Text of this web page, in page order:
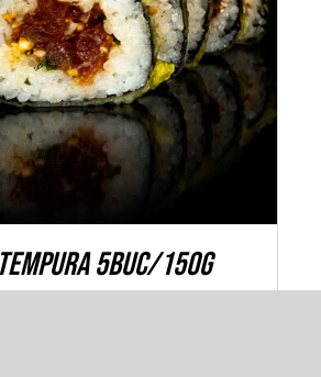
ÎN COȘ / DETALII
5buc/150g